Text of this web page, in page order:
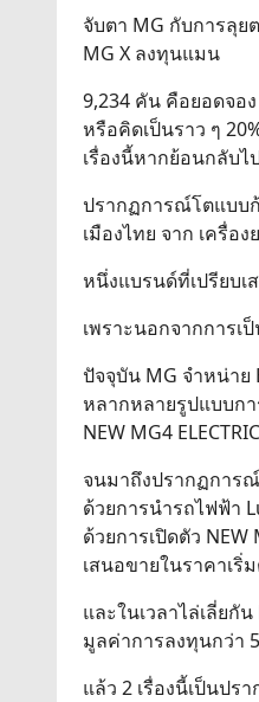
จับตา MG กับการลุย
MG X ลงทุนแมน
9,234 คัน คือยอดจอ
หรือคิดเป็นราว ๆ
เรื่องนี้หากย้อนกลับไ
ปรากฏการณ์โตแบบก้
เมืองไทย จาก เครื่อ
หนึ่งแบรนด์ที่เปรียบเ
เพราะนอกจากการเ
ปัจจุบัน MG จำหน่าย
หลากหลายรูปแบบกา
NEW MG4
จนมาถึงปรากฏการ
ด้วยการนำรถไฟฟ้า
ด้วยการเปิดตัว
เสนอขายในราคาเริ่
และในเวลาไล่เลี่ยกัน
มูลค่าการลงทุนกว่า
แล้ว 2 เรื่องนี้เป็นปร